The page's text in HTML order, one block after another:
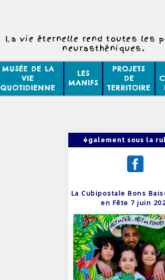
La vie éternelle rend toutes les
neurasthéniques.
MUSÉE DE LA
VIE
QUOTIDIENNE
LES
MANIFS
PROJETS
DE
TERRITOIRE
également sous la
La Cubipostale Bons
en Fête 7 juin